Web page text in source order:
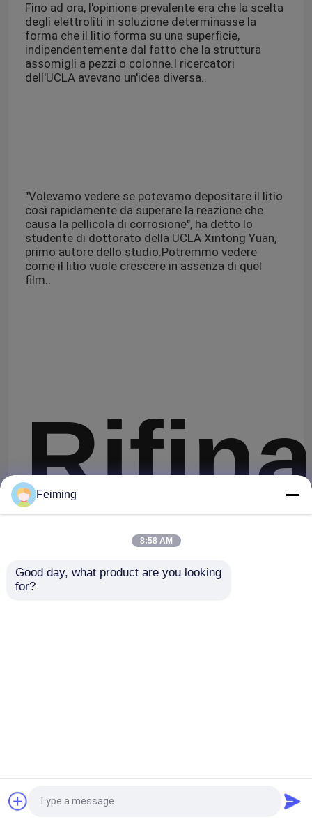
Fino ad ora, l'opinione prevalente era che la scelta
degli elettroliti in soluzione determinasse la
forma che il litio forma su una superficie,
indipendentemente dal fatto che la struttura
assomigli a pezzi o colonne.I ricercatori
dell'UCLA avevano un'idea diversa..
"Volevamo vedere se potevamo depositare il litio
così rapidamente da superare la reazione che
causa la pellicola di corrosione", ha detto lo
studente di dottorato della UCLA Xintong Yuan,
primo autore dello studio.Potremmo vedere
come il litio vuole crescere in assenza di quel
film..
della
Feiming
8:58 AM
Good day, what product are you looking
for?